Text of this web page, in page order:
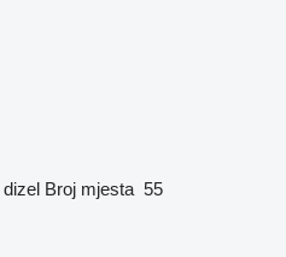
dizel Broj mjesta 55